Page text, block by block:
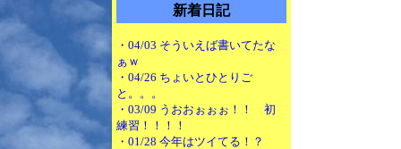
新着日記
・04/03 そういえば書いてたな
ぁｗ
・04/26 ちょいとひとりご
と。。。
・03/09 うおおぉぉぉ！！ 初
練習！！！！
・01/28 今年はツイてる！？